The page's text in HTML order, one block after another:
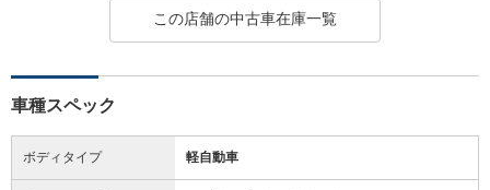
この店舗の中古車在庫一覧
車種スペック
ボディタイプ 軽自動車